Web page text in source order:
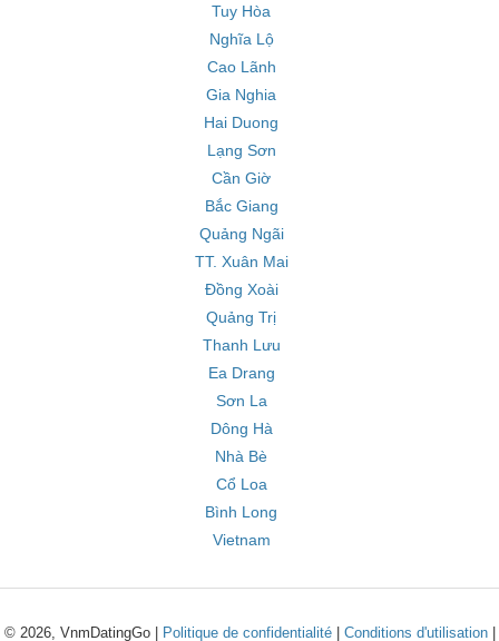
Tuy Hòa
Nghĩa Lộ
Cao Lãnh
Gia Nghia
Hai Duong
Lạng Sơn
Cần Giờ
Bắc Giang
Quảng Ngãi
TT. Xuân Mai
Đồng Xoài
Quảng Trị
Thanh Lưu
Ea Drang
Sơn La
Dông Hà
Nhà Bè
Cổ Loa
Bình Long
Vietnam
© 2026, VnmDatingGo | Politique de confidentialité| Conditions d'utilisation|